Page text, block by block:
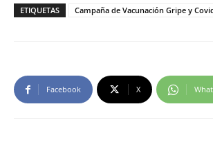
ETIQUETAS Campaña de Vacunación Gripe y
Facebook X